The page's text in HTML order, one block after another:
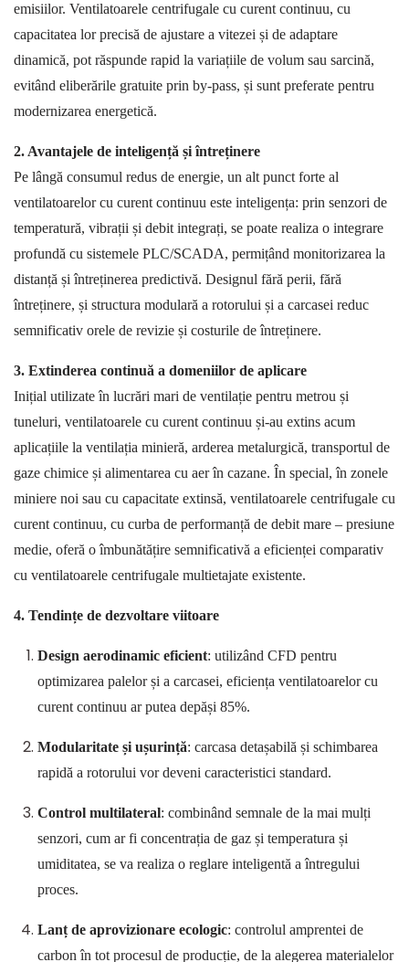
emisiilor. Ventilatoarele centrifugale cu curent continuu, cu
capacitatea lor precisă de ajustare a vitezei și de adaptare
dinamică, pot răspunde rapid la variațiile de volum sau sarcină,
evitând eliberările gratuite prin by-pass, și sunt preferate pentru
modernizarea energetică.
2. Avantajele de inteligență și întreținere
Pe lângă consumul redus de energie, un alt punct forte al
ventilatoarelor cu curent continuu este inteligența: prin senzori de
temperatură, vibrații și debit integrați, se poate realiza o integrare
profundă cu sistemele PLC/SCADA, permițând monitorizarea la
distanță și întreținerea predictivă. Designul fără perii, fără
întreținere, și structura modulară a rotorului și a carcasei reduc
semnificativ orele de revizie și costurile de întreținere.
3. Extinderea continuă a domeniilor de aplicare
Inițial utilizate în lucrări mari de ventilație pentru metrou și
tuneluri, ventilatoarele cu curent continuu și-au extins acum
aplicațiile la ventilația minieră, arderea metalurgică, transportul de
gaze chimice și alimentarea cu aer în cazane. În special, în zonele
miniere noi sau cu capacitate extinsă, ventilatoarele centrifugale cu
curent continuu, cu curba de performanță de debit mare – presiune
medie, oferă o îmbunătățire semnificativă a eficienței comparativ
cu ventilatoarele centrifugale multietajate existente.
4. Tendințe de dezvoltare viitoare
Design aerodinamic eficient: utilizând CFD pentru
optimizarea palelor și a carcasei, eficiența ventilatoarelor cu
curent continuu ar putea depăși 85%.
Modularitate și ușurință: carcasa detașabilă și schimbarea
rapidă a rotorului vor deveni caracteristici standard.
Control multilateral: combinând semnale de la mai mulți
senzori, cum ar fi concentrația de gaz și temperatura și
umiditatea, se va realiza o reglare inteligentă a întregului
proces.
Lanț de aprovizionare ecologic: controlul amprentei de
carbon în tot procesul de producție, de la alegerea materialelor